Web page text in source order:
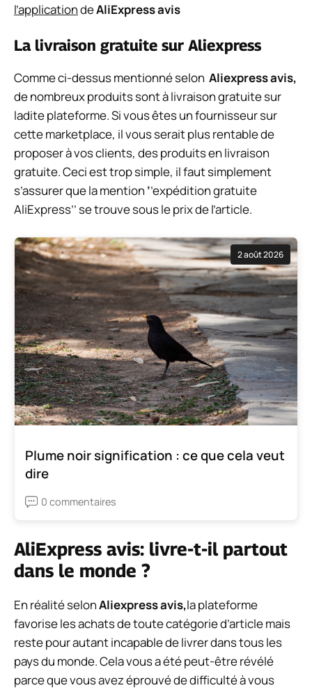
l’applicationdeAliExpress avis
La livraison gratuite sur Aliexpress
Comme ci-dessus mentionné selon Aliexpress avis,
de nombreux produits sont à livraison gratuite sur
ladite plateforme. Si vous êtes un fournisseur sur
cette marketplace, il vous serait plus rentable de
proposer à vos clients, des produits en livraison
gratuite. Ceci est trop simple, il faut simplement
s’assurer que la mention ‘’expédition gratuite
AliExpress’’ se trouve sous le prix de l’article.
2 août 2026
Plume noir signification : ce que cela veut
dire
0 commentaires
AliExpress avis: livre-t-il partout
dans le monde ?
En réalité selonAliexpress avis,la plateforme
favorise les achats de toute catégorie d’article mais
reste pour autant incapable de livrer dans tous les
pays du monde. Cela vous a été peut-être révélé
parce que vous avez éprouvé de difficulté à vous